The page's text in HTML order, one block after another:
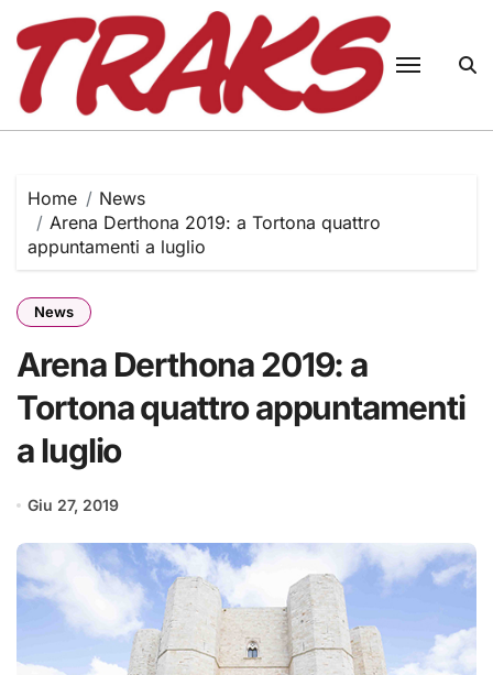
content
Home
News
Arena Derthona 2019: a Tortona quattro
appuntamenti a luglio
News
Arena Derthona 2019: a
Tortona quattro appuntamenti
a luglio
Giu 27, 2019